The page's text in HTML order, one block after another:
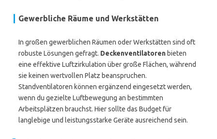
Gewerbliche Räume und Werkstätten
In großen gewerblichen Räumen oder Werkstätten sind oft
robuste Lösungen gefragt. Deckenventilatoren bieten
eine effektive Luftzirkulation über große Flächen, während
sie keinen wertvollen Platz beanspruchen.
Standventilatoren können ergänzend eingesetzt werden,
wenn du gezielte Luftbewegung an bestimmten
Arbeitsplätzen brauchst. Hier sollte das Budget für
langlebige und leistungsstarke Geräte ausreichend sein.